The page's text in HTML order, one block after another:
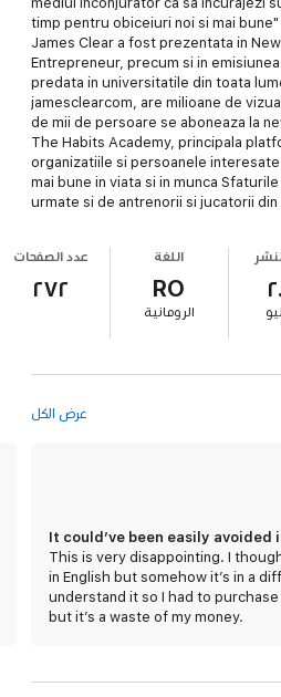
timp pentru obiceiuri noi si mai
James Clear a fost prezentata in
Entrepreneur, precum si in
predata in universitatile din toata
jamesclearcom, are milioane de
de mii de persoare se aboneaza la
The Habits Academy, principala
organizatiile si persoanele
mai bune in viata si in munca
urmate si de antrenorii si jucatorii din
اللغة
RO
الرومانية
عدد الصفحات
٢٧٢
عرض الكل
This is very disappointing. I
in English but somehow it’s in a
understand it so I had to
but it’s a waste of my money.